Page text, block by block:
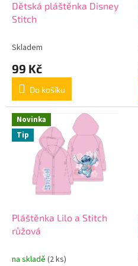
Dětská pláštěnka Disney
Stitch
Skladem
99 Kč
Do košíku
Novinka
Tip
Pláštěnka Lilo a Stitch
růžová
na skladě (2 ks)